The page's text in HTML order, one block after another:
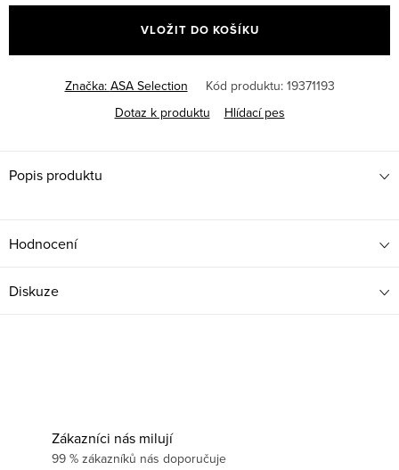
cena:
VLOŽIT DO KOŠÍKU
Značka: ASA Selection Kód produktu: 19371193
Dotaz k produktu
Hlídací pes
Popis produktu
Hodnocení
Diskuze
Zákazníci nás milují
99 % zákazníků nás doporučuje